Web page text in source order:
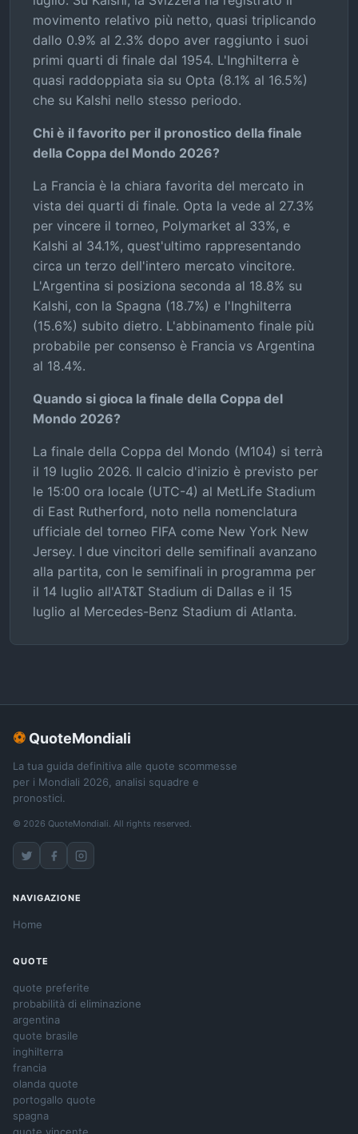
movimento relativo più netto, quasi triplicando
dallo 0.9% al 2.3% dopo aver raggiunto i suoi
primi quarti di finale dal 1954. L'Inghilterra è
quasi raddoppiata sia su Opta (8.1% al 16.5%)
che su Kalshi nello stesso periodo.
Chi è il favorito per il pronostico della finale
della Coppa del Mondo 2026?
La Francia è la chiara favorita del mercato in
vista dei quarti di finale. Opta la vede al 27.3%
per vincere il torneo, Polymarket al 33%, e
Kalshi al 34.1%, quest'ultimo rappresentando
circa un terzo dell'intero mercato vincitore.
L'Argentina si posiziona seconda al 18.8% su
Kalshi, con la Spagna (18.7%) e l'Inghilterra
(15.6%) subito dietro. L'abbinamento finale più
probabile per consenso è Francia vs Argentina
al 18.4%.
Quando si gioca la finale della Coppa del
Mondo 2026?
La finale della Coppa del Mondo (M104) si terrà
il 19 luglio 2026. Il calcio d'inizio è previsto per
le 15:00 ora locale (UTC-4) al MetLife Stadium
di East Rutherford, noto nella nomenclatura
ufficiale del torneo FIFA come New York New
Jersey. I due vincitori delle semifinali avanzano
alla partita, con le semifinali in programma per
il 14 luglio all'AT&T Stadium di Dallas e il 15
luglio al Mercedes-Benz Stadium di Atlanta.
⚽ QuoteMondiali
La tua guida definitiva alle quote scommesse
per i Mondiali 2026, analisi squadre e
pronostici.
© 2026 QuoteMondiali. All rights reserved.
NAVIGAZIONE
Home
QUOTE
quote preferite
probabilità di eliminazione
argentina
quote brasile
inghilterra
francia
olanda quote
portogallo quote
spagna